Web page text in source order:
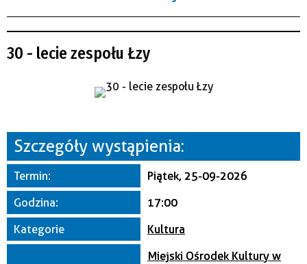
Kategoria
Miejsce
Organizator
30 - lecie zespołu Łzy
Szczegóły wystąpienia:
Termin:
Piątek, 25-09-2026
Godzina:
17:00
Kategorie
Kultura
Miejski Ośrodek Kultury w